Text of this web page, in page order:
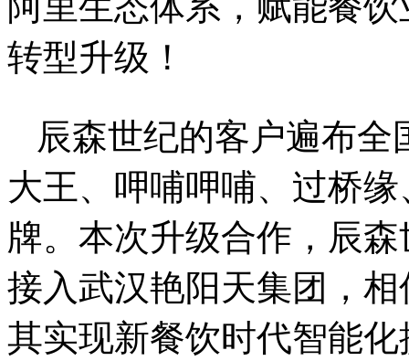
转型升级！
辰森世纪的客户遍布
大王、呷哺呷哺、过桥
牌。本次升级合作，辰
接入武汉艳阳天集团，
其实现新餐饮时代智能